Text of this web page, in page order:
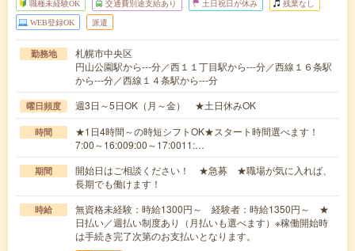
職種未経験OK 交通費別途支給あり 土日祝日が休み 残業なし
WEB登録OK 派遣
勤務地
札幌市中央区
円山公園駅から---分／西１１丁目駅から---分／西線１６条駅
から---分／西線１４条駅から---分
曜日頻度 週3日～5日OK（月～金） ★土日休みOK
時間
★1日4時間～の時短シフトOK★スタート時間選べます！
7:00～16:009:00～17:0011:…
期間
開始日はご相談ください！ ★急募 ★職場が気に入れば、
長期でも働けます！
時給
無資格未経験：時給1300円～ 経験者：時給1350円～ ★
日払い／週払い制度あり（月払いも選べます）※稼働開始時
は手続き完了次第のお支払いとなります。